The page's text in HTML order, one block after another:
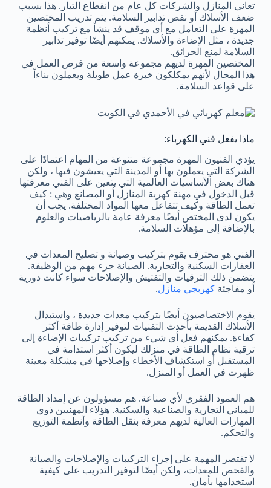
تعاني المنازل والشركات كل عام من انقطاع التيار. هذا بسبب
ضعف الأسلاك أو نقص تدابير السلامة. يتم تدريب المختصين
المهرة على التعامل مع أي موقف قد ينشأ مع تركيب أنظمة
جديدة ، مثل الإضاءة والأسلاك. يمكنهم أيضًا توفير تدابير
السلامة لمنع الحرائق.
المختصين المهرة لديهم مجموعة واسعة من فرص العمل في
هذا المجال لأنهم يمكلكون خبرة عمل طويلة ويعملون بناءاً
على قواعد السلامة.
ماذا يفعل فني الكهرباء:
يؤدي الفنيون المهرة مجموعة متنوعة من المهام اعتمادًا على
الشركة التي يعملون بها أو المدينة التي يعيشون فيها ، ولكن
هناك بعض الأساسيات العالمية التي يتعين على الفني معرفتها
قبل الدخول في مهنة كهربة المنازل أو المصانع وهي : كيف
تعمل الطاقة وكيف تتفاعل معها المواد المختلفة. يجب أن
يكون لدى المختص أيضًا معرفة عامة بالرياضيات والعلوم
بالإضافة إلى مؤهلات السلامة.
الفني هو محترف يقوم بتركيب وصيانة و تصليح المعدات في
العقارات السكنية والتجارية. الصيانة جزء مهم من الوظيفة.
يتضمن ذلك الترقيات والتفتيش والإصلاحات سواء كانت دورية
أو مفاجئة كهربجي منازل.
يقوم الاختصاصيون أيضًا بتركيب معدات جديدة ، واستبدال
الأسلاك القديمة بأحدث التقنيات لتوفير إدارة طاقة أكثر
كفاءة. يمكنهم فعل أي شيء من تركيب تركيبات الإضاءة إلى
ترقية نظام الطاقة في منزلك ليكون أكثر استدامة في
المستقبل أو استكشاف الأخطاء وإصلاحها في مشكلة معينة
ظهرت في العمل أو المنزل.
هم العمود الفقري لأي صناعة. هم مسؤولون عن إمداد الطاقة
للمباني التجارية والصناعية والسكنية. هؤلاء المهنيين ذوي
المهارات العالية لديهم معرفة بنقل الطاقة وأنظمة التوزيع
والتحكم.
لا تقتصر المهمة على إجراء التركيبات والإصلاحات والصيانة
والفحص للمعدات، ولكن أيضًا لتوفير التدريب على كيفية
استخدامها بأمان.